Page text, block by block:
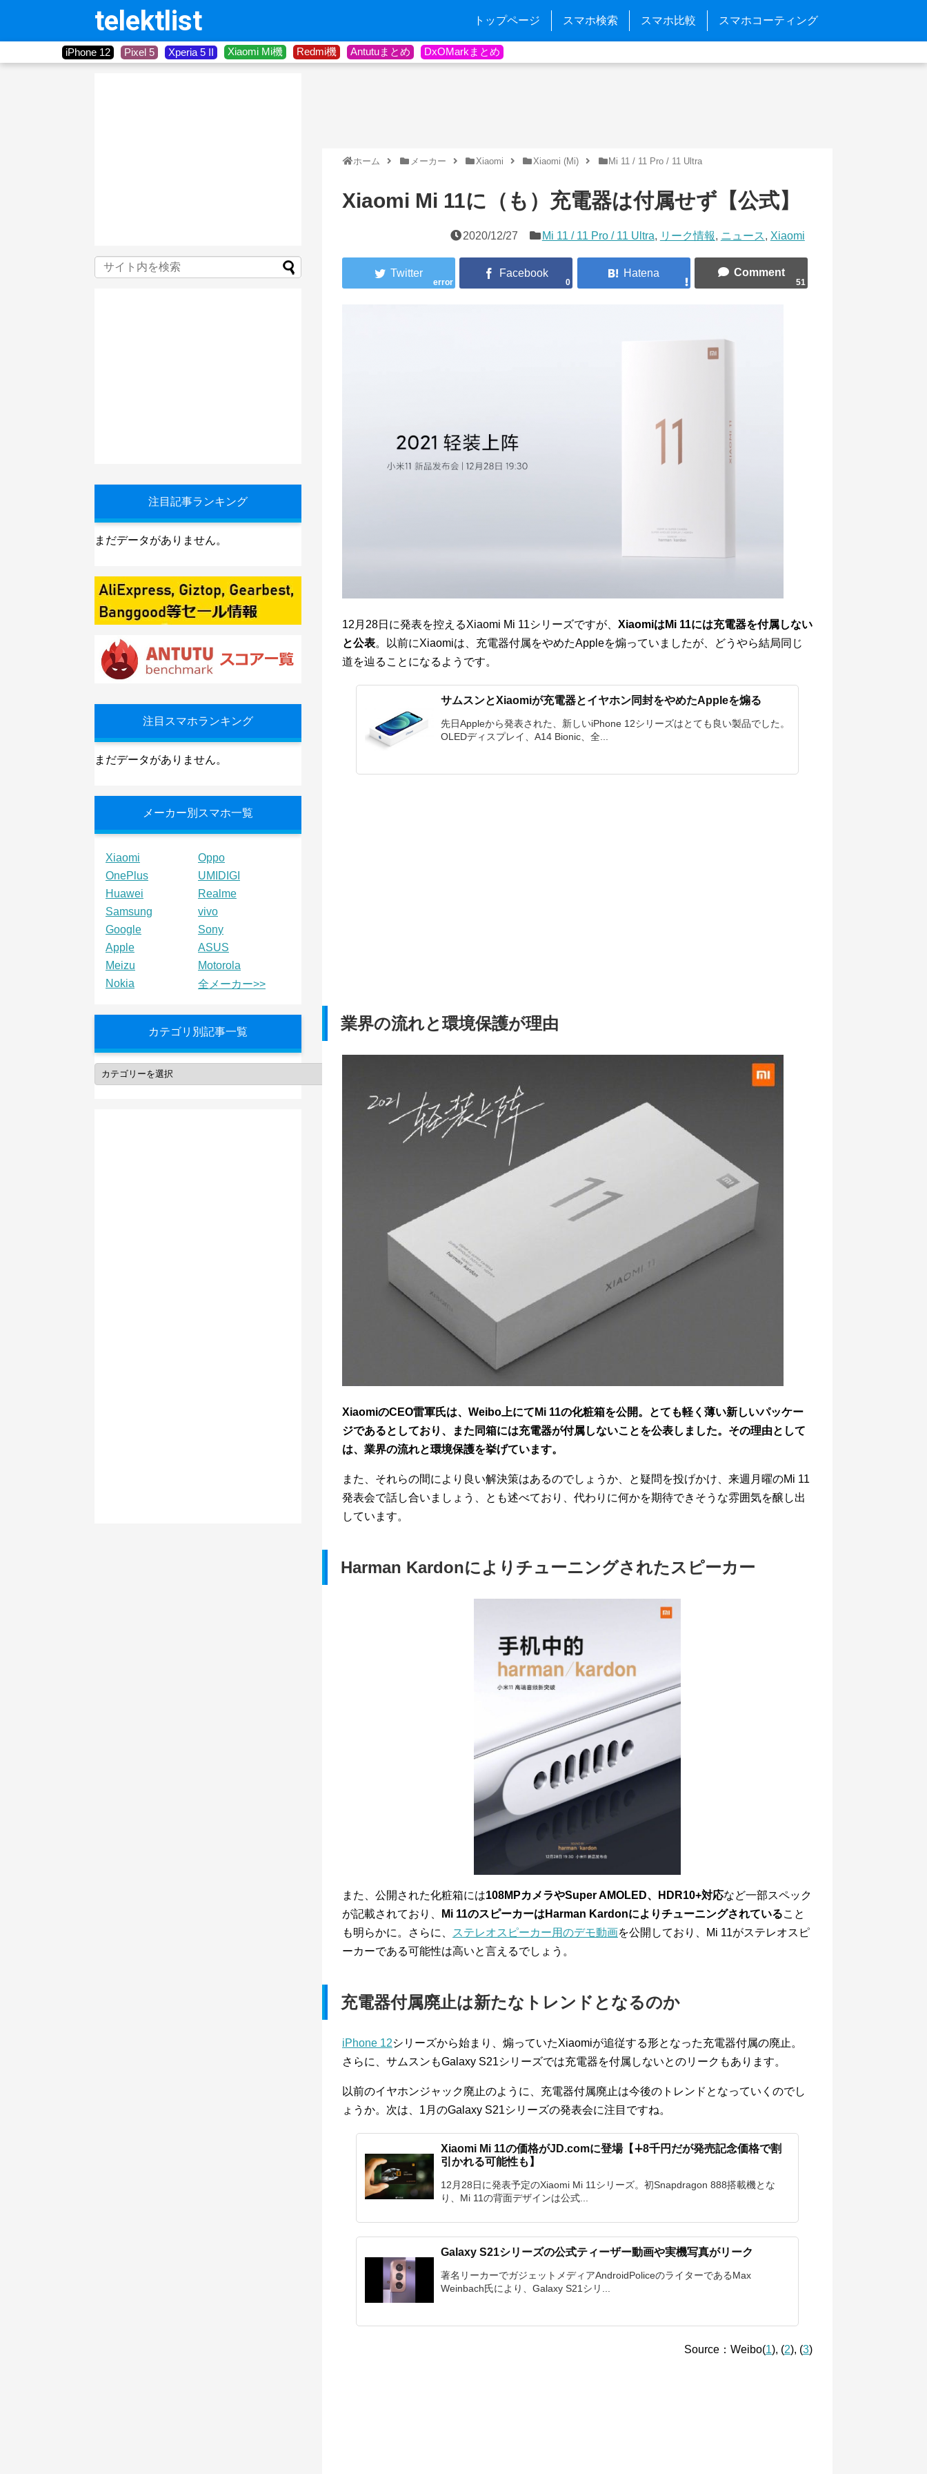
telektlist トップページ スマホ検索 スマホ比較 スマホコーティング
iPhone 12 Pixel 5 Xperia 5 II Xiaomi Mi機 Redmi機 Antutuまとめ DxOMarkまとめ
ホーム メーカー Xiaomi Xiaomi (Mi) Mi 11 / 11 Pro / 11 Ultra
Xiaomi Mi 11に（も）充電器は付属せず【公式】
2020/12/27 Mi 11 / 11 Pro / 11 Ultra, リーク情報, ニュース, Xiaomi
error 0 51
12月28日に発表を控えるXiaomi Mi 11シリーズですが、 XiaomiはMi 11には充電器を付属しない
と公表。以前にXiaomiは、充電器付属をやめたAppleを煽っていましたが、どうやら結局同じ
道を辿ることになるようです。
サムスンとXiaomiが充電器とイヤホン同封をやめたAppleを煽る
先日Appleから発表された、新しいiPhone 12シリーズはとても良い製品でした。
OLEDディスプレイ、A14 Bionic、全...
業界の流れと環境保護が理由
XiaomiのCEO雷軍氏は、Weibo上にてMi 11の化粧箱を公開。とても軽く薄い新しいパッケー
ジであるとしており、また同箱には充電器が付属しないことを公表しました。その理由として
は、業界の流れと環境保護を挙げています。
また、それらの間により良い解決策はあるのでしょうか、と疑問を投げかけ、来週月曜のMi 11
発表会で話し合いましょう、とも述べており、代わりに何かを期待できそうな雰囲気を醸し出
しています。
Harman Kardonによりチューニングされたスピーカー
また、公開された化粧箱には108MPカメラやSuper AMOLED、HDR10+対応など一部スペック
が記載されており、
Mi 11のスピーカーはHarman Kardonによりチューニングされていること
も明らかに。さらに、
ステレオスピーカー用のデモ動画を公開しており、Mi 11がステレオスピ
ーカーである可能性は高いと言えるでしょう。
充電器付属廃止は新たなトレンドとなるのか
iPhone 12シリーズから始まり、煽っていたXiaomiが追従する形となった充電器付属の廃止。
さらに、サムスンもGalaxy S21シリーズでは充電器を付属しないとのリークもあります。
以前のイヤホンジャック廃止のように、充電器付属廃止は今後のトレンドとなっていくのでし
ょうか。次は、1月のGalaxy S21シリーズの発表会に注目ですね。
Xiaomi Mi 11の価格がJD.comに登場【∔8千円だが発売記念価格で割
引かれる可能性も】
12月28日に発表予定のXiaomi Mi 11シリーズ。初Snapdragon 888搭載機とな
り、Mi 11の背面デザインは公式...
Galaxy S21シリーズの公式ティーザー動画や実機写真がリーク
著名リーカーでガジェットメディアAndroidPoliceのライターであるMax
Weinbach氏により、Galaxy S21シリ...
Source：Weibo(1), (2), (3)
注目記事ランキング
まだデータがありません。
注目スマホランキング
まだデータがありません。
メーカー別スマホ一覧
Xiaomi
Oppo
OnePlus
UMIDIGI
Huawei
Realme
Samsung
vivo
Google
Sony
Apple
ASUS
Meizu
Motorola
Nokia
全メーカー>>
カテゴリ別記事一覧